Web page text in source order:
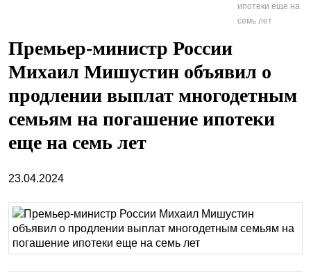
ипотеки еще на
семь лет
Премьер-министр России
Михаил Мишустин объявил о
продлении выплат многодетным
семьям на погашение ипотеки
еще на семь лет
23.04.2024